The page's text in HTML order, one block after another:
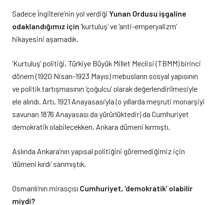
Sadece İngiltere’nin yol verdiği Yunan Ordusu işgaline
odaklandığımız için ‘kurtuluş’ ve ‘anti-emperyalizm’
hikayesini aşamadık.
‘Kurtuluş’ politiği, Türkiye Büyük Millet Meclisi (TBMM) birinci
dönem (1920 Nisan-1923 Mayıs) mebusların sosyal yapısının
ve politik tartışmasının ‘çoğulcu’ olarak değerlendirilmesiyle
ele alındı. Artı, 1921 Anayasası’yla (o yıllarda meşruti monarşiyi
savunan 1876 Anayasası da yürürlüktedir) da Cumhuriyet
demokratik olabilecekken, Ankara dümeni kırmıştı.
Aslında Ankara’nın yapısal politiğini göremediğimiz için
‘dümeni kırdı’ sanmıştık.
Osmanlı’nın mirasçısı Cumhuriyet, ‘demokratik’ olabilir
miydi?